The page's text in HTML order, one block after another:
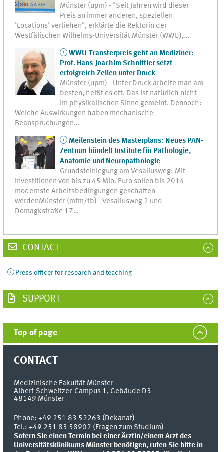
Münster (upm) - "Seit Jahren wird dieser
Preis an immer anderen, speziellen
'Locations' verliehen", erklärte die Rektorin der
Westfälischen Wilhelms-Universität Münster (WWU),…
WWU-Transferpreis geht an Mediziner:
Prof. Hans-Joachim Schnittler setzt
erfolgreich Zellen unter Druck
Münster (upm) - Unter Druck arbeite man am
besten, heißt es oft. Das ist natürlich nicht
im physikalischen Sinne gemeint. Dennoch:
Welche Auswirkungen haben mechanische
Beanspruchungen…
Meilenstein des Masterplans: Neues PAN-
Zentrum bündelt Institute für Pathologie,
Anatomie und Neuropathologie
Grundsteinlegung am Vesaliusweg: Mit
Investitionen von bis zu 45 Mio. Euro sollen bis 2014
modernste Arbeitsbedingungen geschaffen
werdenMünster (mfm/tb) - Vesaliusweg 2 und
Domagkstraße 17…
CONTACT
Press officer for research and teaching
SUPPORT
Top of page
CONTACT
Medizinische Fakultät Münster
Albert-Schweitzer-Campus 1, Gebäude D3
48149 Münster
Phone:+49 251 83 52263 (Dekanat)
Tel.: +49 251 83 58902 (Fragen zum Studium)
Sofern Sie einen Termin bei einer Ärztin/einem Arzt des
Universitätsklinikums Münster benötigen, rufen Sie bitte in